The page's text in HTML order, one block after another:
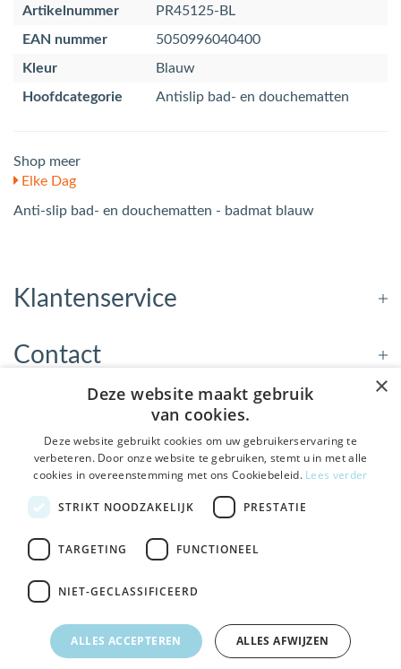
Artikelnummer
PR45125-BL
EAN nummer
5050996040400
Kleur
Blauw
Hoofdcategorie
Antislip bad- en douchematten
Shop meer
Elke Dag
Anti-slip bad- en douchematten - badmat blauw
Klantenservice
Contact
Openingstijden
Nieuwsbrief
Bezoek de winkel in Sneek, Bolswarderbaan 3C
Gratis verzendingvanaf € 75
De Welzijnwinkel in je
inbox
Geen spam, geen verkooppraatjes — gewoon fijne
updates over hulpmiddelen die echt iets toevoegen.
Ja leuk! Schrijf me in
×
Deze website maakt gebruik
van cookies.
Deze website gebruikt cookies om uw gebruikerservaring te
verbeteren. Door onze website te gebruiken, stemt u in met alle
cookies in overeenstemming met ons Cookiebeleid. Lees verder
STRIKT NOODZAKELIJK PRESTATIE
TARGETING FUNCTIONEEL
NIET-GECLASSIFICEERD
ALLES ACCEPTEREN ALLES AFWIJZEN